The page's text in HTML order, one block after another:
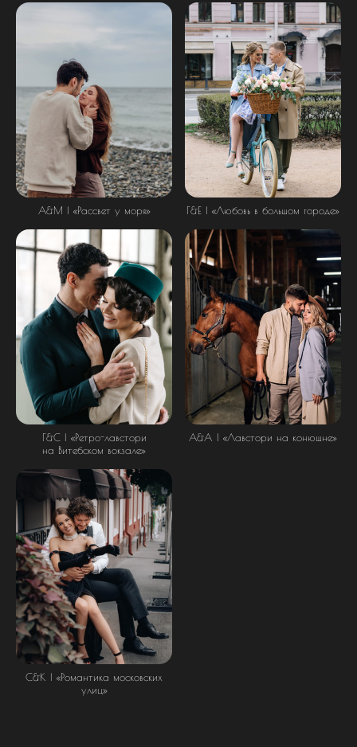
А&М | «Рассвет у моря» Г&Е | «Любовь в большом городе»
Г&С | «Ретро-лавстори
на Витебском вокзале»
А&A | «Лавстори на конюшне»
С&К | «Романтика московских
улиц»